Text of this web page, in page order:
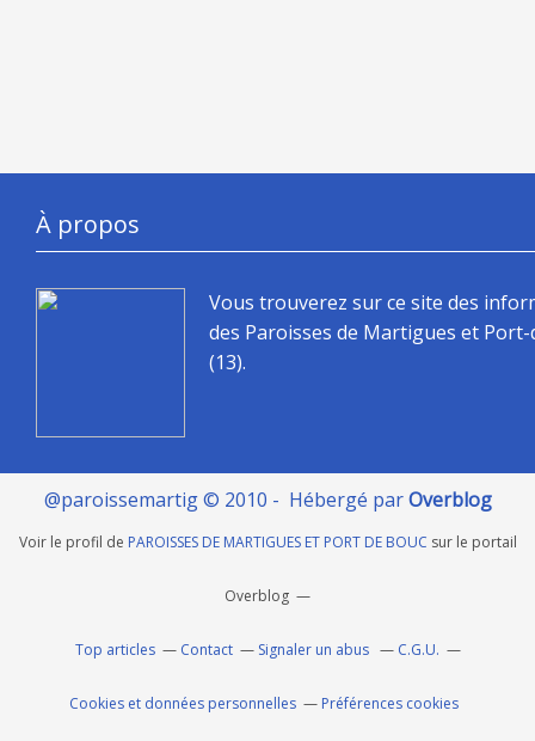
À propos
Vous trouverez sur ce site des
des Paroisses de Martigues et
(13).
@paroissemartig © 2010 - Hébergé parOverblog
Voir le profil de PAROISSES DE MARTIGUES ET PORT DE BOUC sur le portail
Overblog
Top articles Contact Signaler un abus C.G.U.
Cookies et données personnelles Préférences cookies